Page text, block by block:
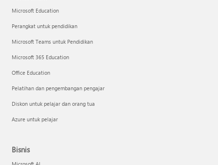
Microsoft Education
Perangkat untuk pendidikan
Microsoft Teams untuk Pendidikan
Microsoft 365 Education
Office Education
Pelatihan dan pengembangan pengajar
Diskon untuk pelajar dan orang tua
Azure untuk pelajar
Bisnis